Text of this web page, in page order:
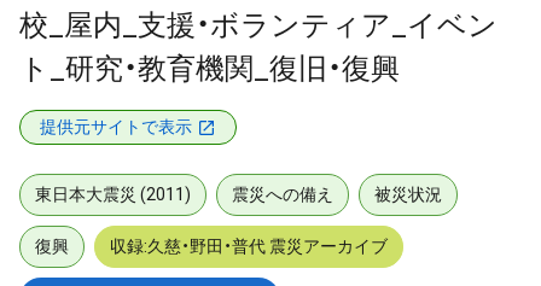
校_屋内_支援・ボランティア_イベン
ト_研究・教育機関_復旧・復興
提供元サイトで表示
東日本大震災 (2011) 震災への備え 被災状況
復興 収録:久慈・野田・普代 震災アーカイブ